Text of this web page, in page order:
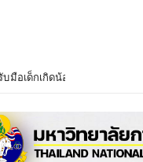
อเด็กเกิดน้อย–งบวิจัยลด เร่ง